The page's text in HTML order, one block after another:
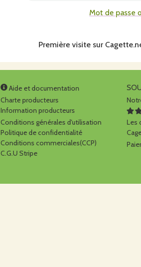
Mot de passe
Première visite sur
Aide et documentation
Charte producteurs
Information producteurs
Conditions générales d'utilisation
Politique de confidentialité
Conditions commerciales(CCP)
C.G.U Stripe
Les